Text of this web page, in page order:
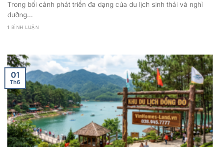
Trong bối cảnh phát triển đa dạng của du lịch sinh thái và nghỉ
dưỡng...
1 BÌNH LUẬN
01
Th6